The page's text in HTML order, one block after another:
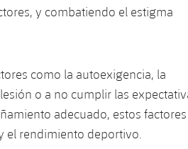
y combatiendo el estigma
como la autoexigencia, la
o a no cumplir las
adecuado, estos factores
el rendimiento deportivo.